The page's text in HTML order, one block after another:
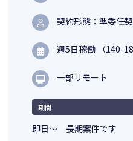
契約形態：準委任
週5日稼働 （140-
一部リモート
期間
即日～ 長期案件です